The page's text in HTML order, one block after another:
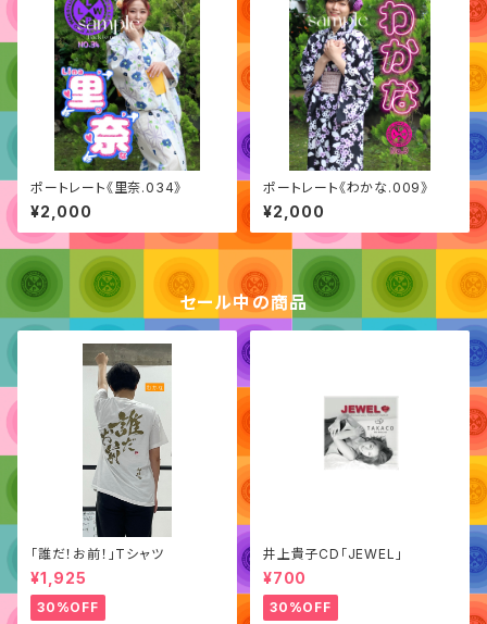
ポートレート《里奈.034》
¥2,000
ポートレート《わかな.009》
¥2,000
セール中の商品
「誰だ！お前！」Tシャツ
¥1,925
30%OFF
井上貴子CD「JEWEL」
¥700
30%OFF